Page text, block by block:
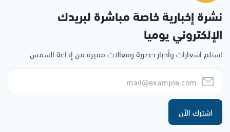
نشرة إخبارية خاصة مباشرة لبريدك
الإلكتروني يوميا
استلم اشعارات وأخبار حصرية ومقالات مميزة من إذاعة الشمس
اشترك الآن